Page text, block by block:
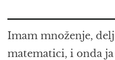
Imam množenje,
matematici, i onda